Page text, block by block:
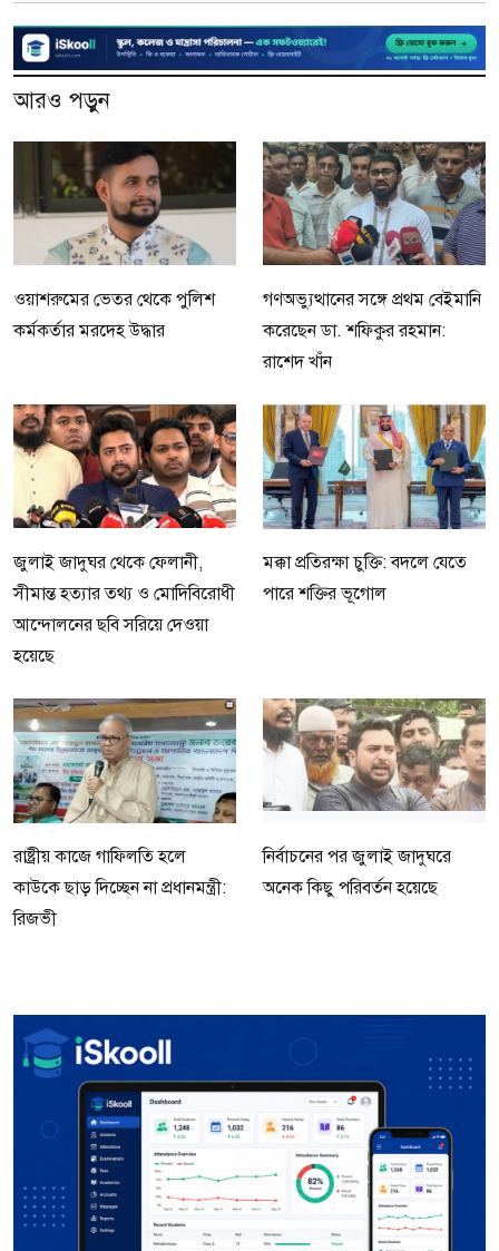
আরও পড়ুন
ওয়াশরুমের ভেতর থেকে পুলিশ
কর্মকর্তার মরদেহ উদ্ধার
গণঅভ্যুত্থানের সঙ্গে প্রথম বেইমানি
করেছেন ডা. শফিকুর রহমান:
রাশেদ খাঁন
জুলাই জাদুঘর থেকে ফেলানী,
সীমান্ত হত্যার তথ্য ও মোদিবিরোধী
আন্দোলনের ছবি সরিয়ে দেওয়া
হয়েছে
মক্কা প্রতিরক্ষা চুক্তি: বদলে যেতে
পারে শক্তির ভূগোল
রাষ্ট্রীয় কাজে গাফিলতি হলে
কাউকে ছাড় দিচ্ছেন না প্রধানমন্ত্রী:
রিজভী
নির্বাচনের পর জুলাই জাদুঘরে
অনেক কিছু পরিবর্তন হয়েছে